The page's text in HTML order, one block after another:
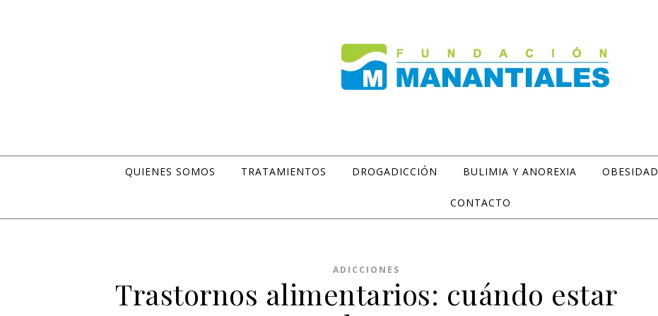
QUIENES SOMOS TRATAMIENTOS DROGADICCIÓN BULIMIA Y ANOREXIA OBESIDAD
CONTACTO
ADICCIONES
Trastornos alimentarios: cuándo estar